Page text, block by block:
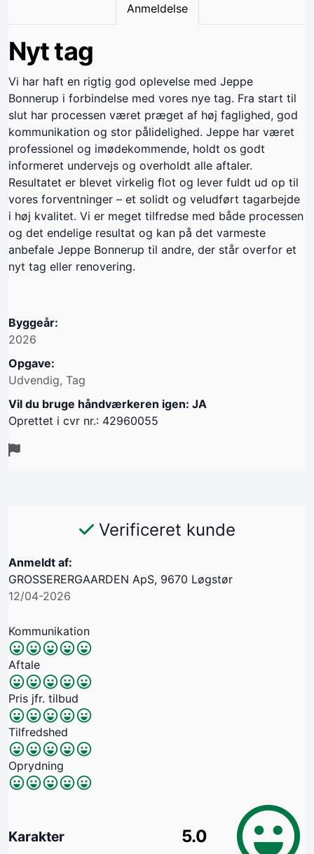
Anmeldelse
Nyt tag
Vi har haft en rigtig god oplevelse med Jeppe
Bonnerup i forbindelse med vores nye tag. Fra start til
slut har processen været præget af høj faglighed, god
kommunikation og stor pålidelighed. Jeppe har været
professionel og imødekommende, holdt os godt
informeret undervejs og overholdt alle aftaler.
Resultatet er blevet virkelig flot og lever fuldt ud op til
vores forventninger – et solidt og veludført tagarbejde
i høj kvalitet. Vi er meget tilfredse med både processen
og det endelige resultat og kan på det varmeste
anbefale Jeppe Bonnerup til andre, der står overfor et
nyt tag eller renovering.
Byggeår:
2026
Opgave:
Udvendig, Tag
Vil du bruge håndværkeren igen: JA
Oprettet i cvr nr.: 42960055
Verificeret kunde
Anmeldt af:
GROSSERERGAARDEN ApS, 9670 Løgstør
12/04-2026
Kommunikation
Aftale
Pris jfr. tilbud
Tilfredshed
Oprydning
Karakter 5.0